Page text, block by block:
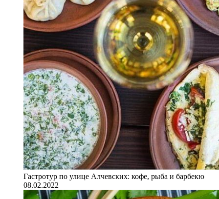
Гастротур по улице Алчевских: кофе, рыба и барбекю
08.02.2022